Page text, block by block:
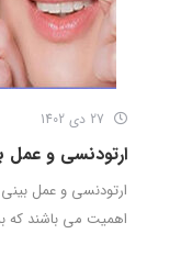
ارتودنسی و عمل
ارتودنسی و عمل
اهمیت می باشند که